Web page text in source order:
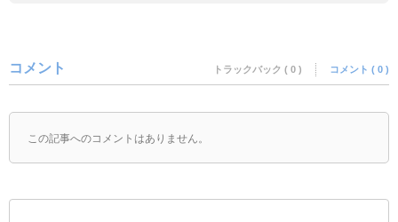
コメント トラックバック ( 0 ) コメント ( 0 )
この記事へのコメントはありません。